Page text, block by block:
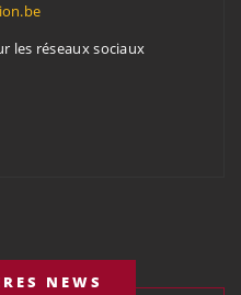
les réseaux sociaux
NEWS